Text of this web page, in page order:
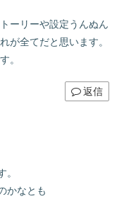
ーリーや設定うんぬん
が全てだと思います。
。
返信
かなとも